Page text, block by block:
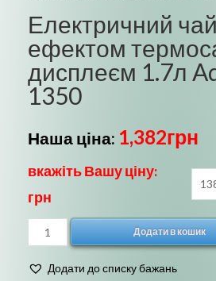
Електричний
ефектом
дисплеєм 1.7л
1350
Наша ціна: 1,382грн
вкажіть Вашу ціну:
грн
Електричний
чайник
з
Додати в кошик
Додати до списку бажань